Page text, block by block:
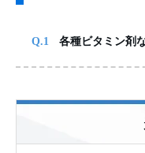
各種ビタミン剤